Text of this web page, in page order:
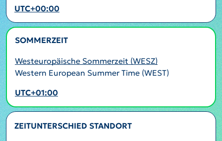
UTC+00:00
SOMMERZEIT
Westeuropäische Sommerzeit (WESZ)
Western European Summer Time (WEST)
UTC+01:00
ZEITUNTERSCHIED STANDORT